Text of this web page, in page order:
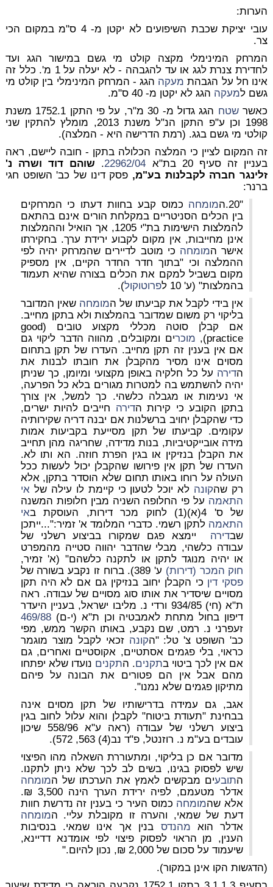
הערות:
עובי יציקת שכבת השיפועים לא יקטן מ- 4 ס"מ במקום הכי
צר.
המרחק המינימלי מקצה קולט מי גשם במישור הגג ועד
לחדירת צנרת לגג או עד להגבהה - לא יעלה על 1 מ'. כלל זה
אינו חל על הגבהת מעקה הגג - המרחק המינימלי בין קולט מי
גשם למעקה הגג לא יקטן מ- 40 ס"מ.
כאשרשטח
הגג גדול מ- 30 מ"ר, על פי התקן 1752.1 משנת
1998 וכן ע"פ התקן הנ"ל משנת 2013, מומלץ להתקין שני
קולטי מי גשם בגג. (רמת הדרישה היא - המלצה).
זה המקום לציין כי המלצה הכלולה בתקן - חובה ליישם, ראה
בעניין זה סעיף 20 בת"א
22962/04
. שוהם דוד ושרה נ'
זלינגר חברה לקבלנות בע"מ, פסק דינו של כב' השופט חגי
ברנר:
"20.ה
מומחה כמוס קבע בחוות דעתו כי המרחקים
בין הכלים הסניטריים במקלחת הורים אינם בהתאם
להמלצות הישימות בת"י 1205, אך הואיל וההמלצות
אינן מחייבות, אין מקום לקבוע ירידת ערך. בחקירתו
אישר המומחה כי מוטב לדיירים שהמרחק יהיה לפי
ההמלצה וכי "בתוך חדר החדר הקיים, אין מספיק
מקום בשביל למקם את הכלים בצורה שהיא תעמוד
בהמלצות" (ע' 10 ל
פרוטוקול).
אין בידי לקבל את קביעתו של המומחה שאין המדובר
בליקוי רק משום שמדובר בהמלצות ולא בתקן מחייב.
אם קבלן סוטה מכללי מקצוע טובים (good
practice),
מוכרים ומקובלים, מהווה הדבר ליקוי גם
אם אין בענין זה תקן מחייב. העדרו של תקן בתחום
מסוים אינו מסיר מהקבלן את חובתו לבנות את
הדירה על כל חלקיה באופן מקצועי ומיומן, כך שניתן
יהיה להשתמש בה למטרות מגורים בלא כל הפרעה,
אי נעימות או מגבלה כלשהי. כך למשל, אין צורך
בתקן הקובע כי קירות הדירה חייבים להיות ישרים,
כדי שהקבלן יחויב ברשלנות אם יבנה דריה שקירותיה
עקומים. קביעתו של תקן מסייעת בקביעות אמות
מידה אובייקטיביות, בנות מדידה, שחריגה מהן תחייב
את הקבלן בנזיקין או בגין הפרת חוזה. הא ותו לא.
העדרו של תקן אין פירושו שהקבלן יכול לעשות ככל
העולה על רוחו באותו תחום שלא הוסדר בתקן, אלא
רק שהקונה לא יוכל לטעון כי קיימת לו עילה של אי
התאמה על פי החלופה השניה מבין חלופות המשנה
של ס' 4(א)(1) לחוק מכר דירות, העוסקת ב
אי
התאמה לתקן רשמי. כדברי המלומד א' זמיר:"...ייתכן
שבדירה יימצא פגם שמקורו בביצוע רשלני של
עבודה כלשהי, מבלי שהדבר יהווה סטייה מהמפרט
או יהיה מנוגד לתקן או לתקנה כלשהם" (א' זמיר,
חוק המכר (דירות) ע' 389).
ברוח זו נקבע בשורה של
פסקי דין כי הקבלן יחוב בנזיקין גם אם לא היה תקן
מסויים שיסדיר את אותו סוג מסויים של עבודה. ראה
ת"א (חי) 934/85 ורדי נ. מליבו ישראל, בעניין היעדר
דיפון בחול מתחת לאמבטיה וכן ת"א (י-ם)469/88
זעפרני נ. רמט, שם נקבע, באותו הקשר ממש, מפי
כב' השופט צ' טל: "הקונה זכאי לקבל מוצר מוגמר
כראוי, בלי פגמים אסתטיים, אקוסטיים ואחרים, גם
אם אין לכך ביטוי בתקנים. התקנים נועדו שלא יפתחו
מהם אבל אין הם פטורים את הבונה על פיהם
מתיקון פגמים שלא נמנו".
אגב, גם עמידה בדרישותיו של תקן מסוים אינה
בבחינת "תעודת ביטוח" לקבלן והוא עלול לחוב בגין
ביצוע רשלני של עבודה (ראה ע"א 558/96 שיכון
עובדים בע"מ נ. רוזנטל, פ"ד נב(4) 563, 572).
מדובר אם כן בליקוי, ומתעוררת השאלה מהו הפיצוי
שיש לפסוק בגינו, בשים לב לכך שלא ניתן לתקנו.
התובעים מבקשים לאמץ את הערכתו של המומחה
אדלר מטעמם, לפיה ירידת הערך הינה 3,500 ₪.
אלא שהמומחה כמוס העיר כי בענין זה נדרשת חוות
דעת של שמאי, והערה זו מקובלת עליי. המומחה
אדלר הוא מהנדס בנין אך אינו שמאי. בנסיבות
הענין, מן הראוי לפסוק פיצוי לפי אומדנא דדיינא,
שיעמוד על סכום של 2,000 ₪, נכון להיום."
(הדגשות הקו אינן במקור).